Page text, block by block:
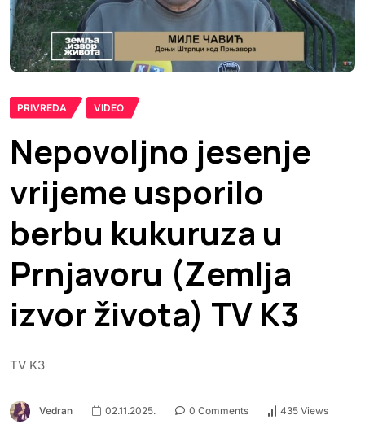
PRIVREDA VIDEO
Nepovoljno jesenje
vrijeme usporilo
berbu kukuruza u
Prnjavoru (Zemlja
izvor života) TV K3
TV K3
Vedran 02.11.2025. 0 Comments 435 Views